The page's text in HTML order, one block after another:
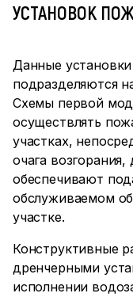
УСТАНОВОК
Данные
подразделяются
Схемы первой
осуществлять
участках,
очага
обеспечивают
обслуживаемом
участке.
Конструктивные
дренчерными
исполнении